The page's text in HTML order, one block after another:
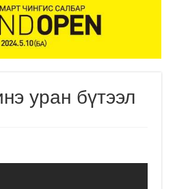
уран бүтээл